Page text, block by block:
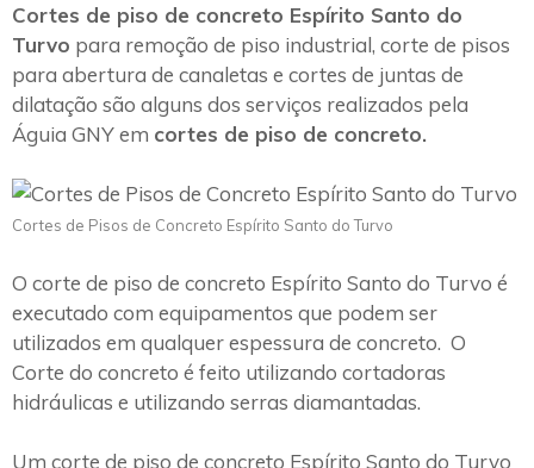
Cortes de piso de concreto Espírito Santo do
Turvo para remoção de piso industrial, corte de pisos
para abertura de canaletas e cortes de juntas de
dilatação são alguns dos serviços realizados pela
Águia GNY em cortes de piso de concreto.
Cortes de Pisos de Concreto Espírito Santo do Turvo
O corte de piso de concreto Espírito Santo do Turvo é
executado com equipamentos que podem ser
utilizados em qualquer espessura de concreto. O
Corte do concreto é feito utilizando cortadoras
hidráulicas e utilizando serras diamantadas.
Um corte de piso de concreto Espírito Santo do Turvo